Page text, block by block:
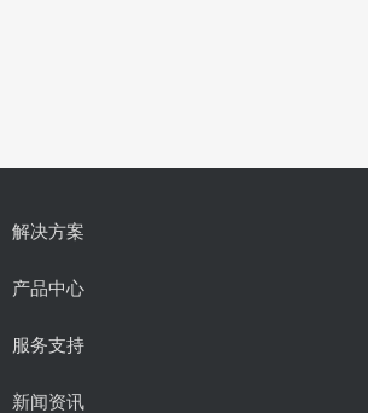
解决方案
产品中心
服务支持
新闻资讯